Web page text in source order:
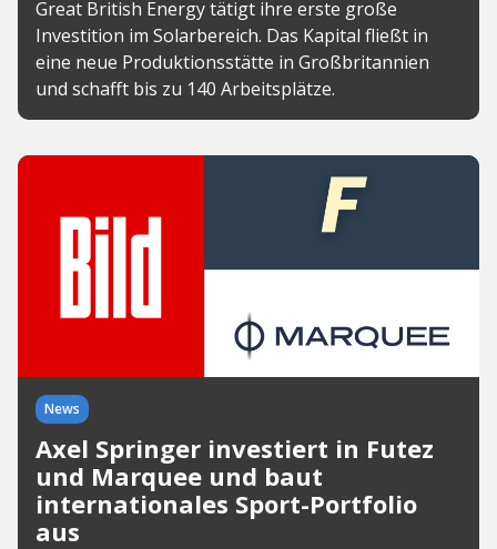
Great British Energy tätigt ihre erste große
Investition im Solarbereich. Das Kapital fließt in
eine neue Produktionsstätte in Großbritannien
und schafft bis zu 140 Arbeitsplätze.
News
Axel Springer investiert in Futez
und Marquee und baut
internationales Sport-Portfolio
aus